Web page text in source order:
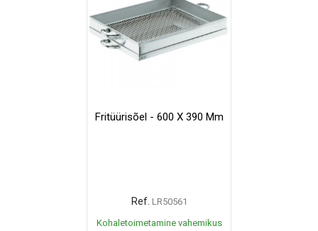
Fritüürisõel - 600 X 390 Mm
Ref. LR50561
Kohaletoimetamine vahemikus